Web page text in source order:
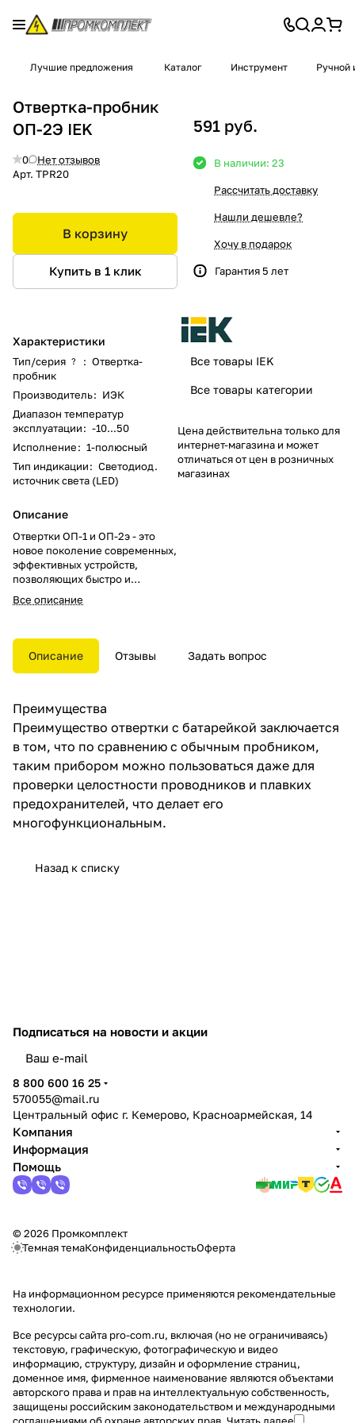
Лучшие предложения Каталог Инструмент Ручной
Отвертка-пробник
ОП-2Э IEK
0
Нет отзывов
Арт. TPR20
В корзину
Купить в 1 клик
Характеристики
Тип/серия ? : Отвертка-
пробник
Производитель: ИЭК
Диапазон температур
эксплуатации: -10...50
Исполнение: 1-полюсный
Тип индикации: Светодиод.
источник света (LED)
Описание
Отвертки ОП-1 и ОП-2э - это
новое поколение современных,
эффективных устройств,
позволяющих быстро и
безопасно проверять
следующие параметры:
постоянного тока, полярность,
целостность цепи.
Все описание
591 руб.
В наличии: 23
Рассчитать доставку
Нашли дешевле?
Хочу в подарок
Гарантия 5 лет
Все товары IEK
Все товары категории
Цена действительна только для
интернет-магазина и может
отличаться от цен в розничных
магазинах
Описание Отзывы Задать вопрос
Преимущества
Преимущество отвертки с батарейкой заключается
в том, что по сравнению с обычным пробником,
таким прибором можно пользоваться даже для
проверки целостности проводников и плавких
предохранителей, что делает его
многофункциональным.
Назад к списку
Подписаться на новости и акции
8 800 600 16 25
570055@mail.ru
Центральный офис г. Кемерово, Красноармейская, 14
Компания
Информация
Помощь
© 2026 Промкомплект
Темная темаКонфиденциальностьОферта
На информационном ресурсе применяются рекомендательные
технологии.
Все ресурсы сайта pro-com.ru, включая (но не ограничиваясь)
текстовую, графическую, фотографическую и видео
информацию, структуру, дизайн и оформление страниц,
доменное имя, фирменное наименование являются объектами
авторского права и прав на интеллектуальную собственность,
защищены российским законодательством и международными